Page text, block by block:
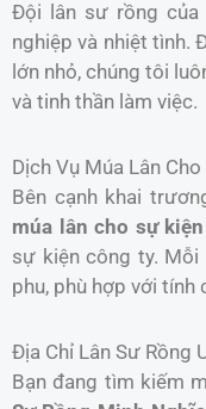
Đội lân sư rồng của
nghiệp và nhiệt tình.
lớn nhỏ, chúng tôi
và tinh thần làm việc.
Dịch Vụ Múa Lân
Bên cạnh khai
múa lân cho sự kiện
sự kiện công ty.
phu, phù hợp với
Địa Chỉ Lân Sư Rồng
Bạn đang tìm kiếm